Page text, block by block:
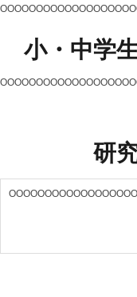
小・中学
研